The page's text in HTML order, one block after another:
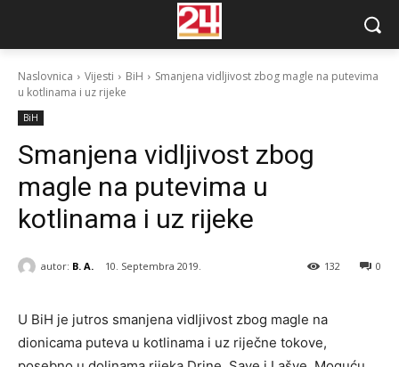
Naslovnica Vijesti BiH
Smanjena vidljivost zbog magle na putevima
u kotlinama i uz rijeke
BiH
Smanjena vidljivost zbog
magle na putevima u
kotlinama i uz rijeke
autor: B. A. 10. Septembra 2019. 0
132
U BiH je jutros smanjena vidljivost zbog magle na
dionicama puteva u kotlinama i uz riječne tokove,